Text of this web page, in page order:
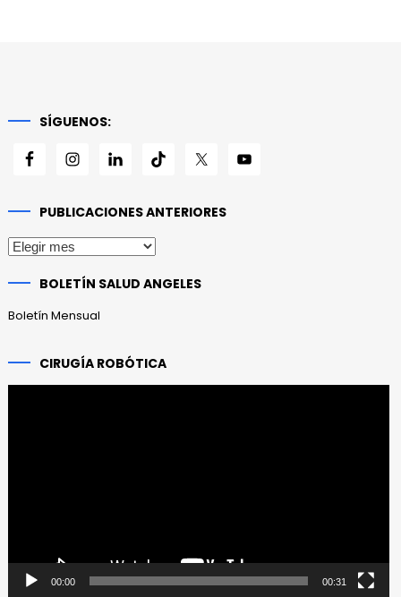
SÍGUENOS:
PUBLICACIONES ANTERIORES
Publicaciones
BOLETÍN SALUD ANGELES
Boletín Mensual
CIRUGÍA ROBÓTICA
00:00 00:31